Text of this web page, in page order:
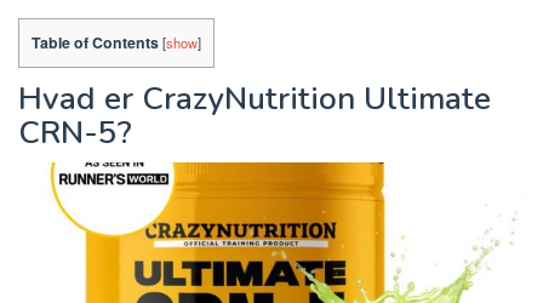
Table of Contents[show]
Hvad er CrazyNutrition Ultimate
CRN-5?